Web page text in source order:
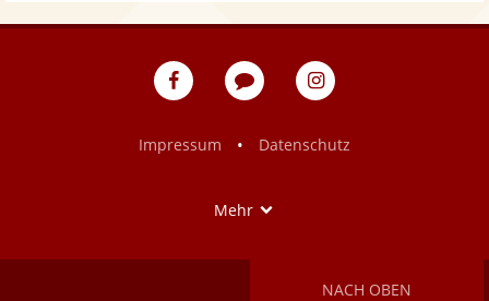
eventpeppers
Blog
eventpeppers
Impressum
• Datenschutz
Mehr
NACH OBEN